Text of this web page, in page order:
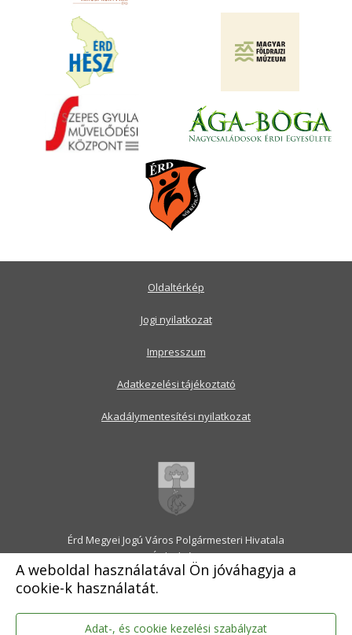
A weboldal használatával Ön jóváhagyja a
cookie-k használatát.
Adat-, és cookie kezelési szabályzat
Érd Megyei Jogú Város Polgármesteri Hivatala
2030 Érd, Alsó utca 1.
Levélcím: 2031 Érd, Pf.: 31
E-mail:onkormanyzat@erd.hu
Telefonközpont:06-23-522-300
Ügyfélszolgálat:06-23-522-301
Oldaltérkép
Jogi nyilatkozat
Impresszum
Adatkezelési tájékoztató
Akadálymentesítési nyilatkozat